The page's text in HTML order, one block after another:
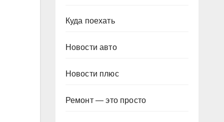
Куда поехать
Новости авто
Новости плюс
Ремонт — это просто